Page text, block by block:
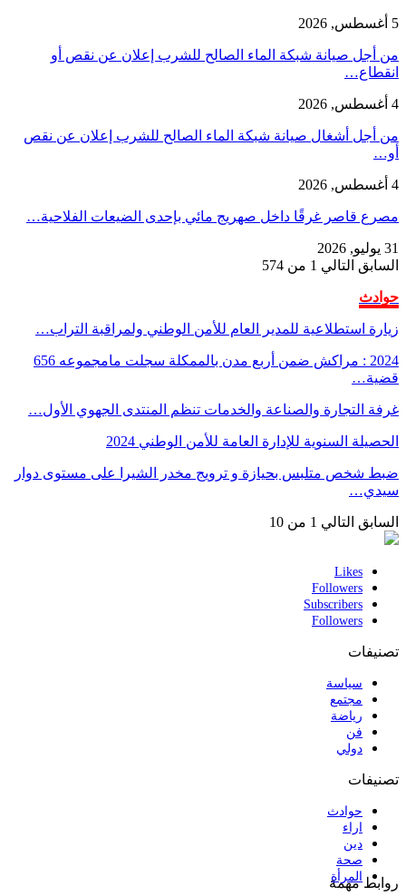
5 أغسطس, 2026
من أجل صيانة شبكة الماء الصالح للشرب إعلان عن نقص أو
انقطاع…
4 أغسطس, 2026
من أجل أشغال صيانة شبكة الماء الصالح للشرب إعلان عن نقص
أو…
4 أغسطس, 2026
مصرع قاصر غرقًا داخل صهريج مائي بإحدى الضيعات الفلاحية…
31 يوليو, 2026
السابق التالي 1 من 574
حوادث
زيارة استطلاعية للمدير العام للأمن الوطني ولمراقبة التراب…
2024 : مراكش ضمن أربع مدن بالممكلة سجلت مامجموعه 656
قضية…
غرفة التجارة والصناعة والخدمات تنظم المنتدى الجهوي الأول…
الحصيلة السنوية للإدارة العامة للأمن الوطني 2024
ضبط شخص متلبس بحيازة و ترويج مخدر الشيرا على مستوى دوار
سيدي…
السابق التالي 1 من 10
Likes
Followers
Subscribers
Followers
تصنيفات
سياسة
مجتمع
رياضة
فن
دولي
تصنيفات
حوادث
اراء
دين
صحة
المرأة
روابط مهمة